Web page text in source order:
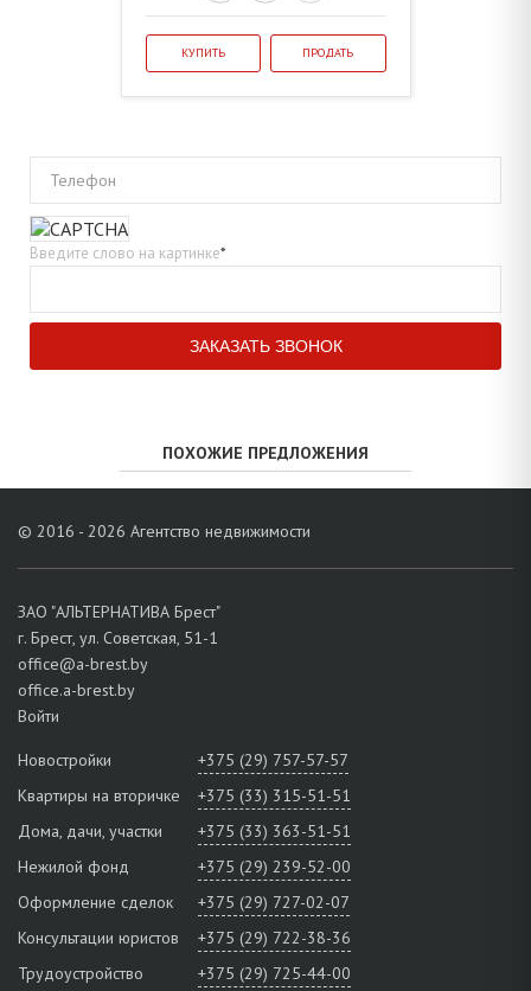
КУПИТЬ ПРОДАТЬ
Телефон
Введите слово на картинке*
ПОХОЖИЕ ПРЕДЛОЖЕНИЯ
© 2016 - 2026 Агентство недвижимости
ЗАО "АЛЬТЕРНАТИВА Брест"
г. Брест, ул. Советская, 51-1
office@a-brest.by
office.a-brest.by
Войти
Новостройки
+375 (29) 757-57-57
Квартиры на вторичке
+375 (33) 315-51-51
Дома, дачи, участки
+375 (33) 363-51-51
Нежилой фонд
+375 (29) 239-52-00
Оформление сделок
+375 (29) 727-02-07
Консультации юристов
+375 (29) 722-38-36
Трудоустройство
+375 (29) 725-44-00